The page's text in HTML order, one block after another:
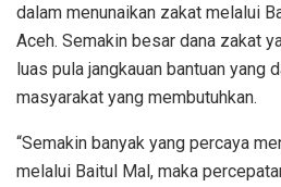
dalam menunaikan zakat melalui
Aceh. Semakin besar dana zakat
luas pula jangkauan bantuan yang
masyarakat yang membutuhkan.
“Semakin banyak yang percaya
melalui Baitul Mal, maka